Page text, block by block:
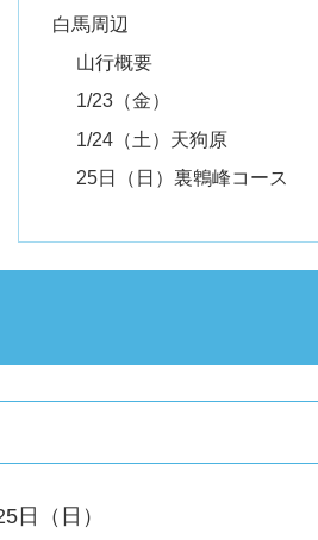
白馬周辺
山行概要
1/23（金）
1/24（土）天狗原
25日（日）裏鵯峰コース
日（日）